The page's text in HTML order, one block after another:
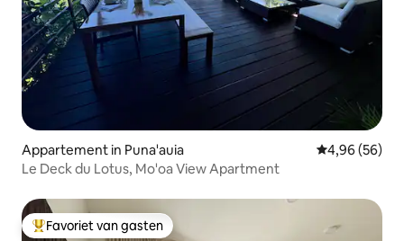
Appartement in Puna'auia Gemiddelde
4,96 (56)
Le Deck du Lotus, Mo'oa View Apartment
Topfavoriet van gasten
Favoriet van gasten